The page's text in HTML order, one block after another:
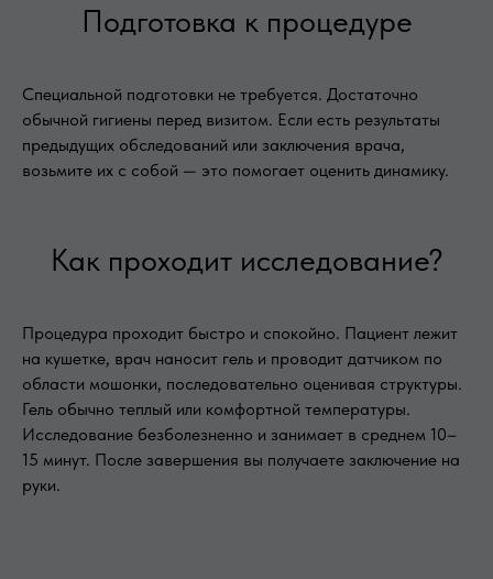
Подготовка к процедуре
Специальной подготовки не требуется. Достаточно
обычной гигиены перед визитом. Если есть результаты
предыдущих обследований или заключения врача,
возьмите их с собой — это помогает оценить динамику.
Как проходит исследование?
Процедура проходит быстро и спокойно. Пациент лежит
на кушетке, врач наносит гель и проводит датчиком по
области мошонки, последовательно оценивая структуры.
Гель обычно теплый или комфортной температуры.
Исследование безболезненно и занимает в среднем 10–
15 минут. После завершения вы получаете заключение на
руки.